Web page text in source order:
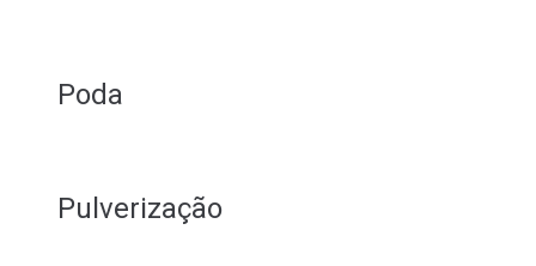
Poda
Pulverização